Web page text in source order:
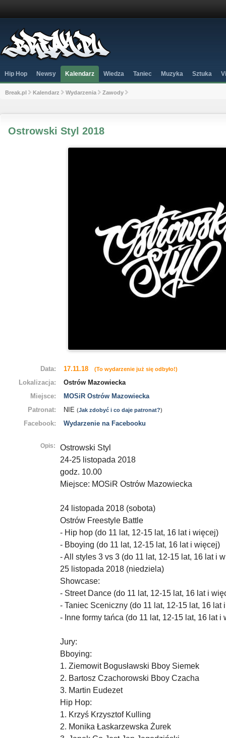
Hip Hop Newsy Kalendarz Wiedza Taniec Muzyka Sztuka
Break.pl Kalendarz Wydarzenia Zawody
Ostrowski Styl 2018
Data: 17.11.18 (To wydarzenie już się odbyło!)
Lokalizacja:
Ostrów Mazowiecka
Miejsce:
MOSiR Ostrów Mazowiecka
Patronat:
NIE (Jak zdobyć i co daje patronat?)
Facebook: Wydarzenie na Facebooku
Opis:
Ostrowski Styl
24-25 listopada 2018
godz. 10.00
Miejsce: MOSiR Ostrów Mazowiecka
24 listopada 2018 (sobota)
Ostrów Freestyle Battle
- Hip hop (do 11 lat, 12-15 lat, 16 lat i więcej)
- Bboying (do 11 lat, 12-15 lat, 16 lat i więcej)
- All styles 3 vs 3 (do 11 lat, 12-15 lat, 16 lat i
25 listopada 2018 (niedziela)
Showcase:
- Street Dance (do 11 lat, 12-15 lat, 16 lat i
- Taniec Sceniczny (do 11 lat, 12-15 lat, 16 lat
- Inne formy tańca (do 11 lat, 12-15 lat, 16 lat i
Jury:
Bboying:
1. Ziemowit Bogusławski Bboy Siemek
2. Bartosz Czachorowski Bboy Czacha
3. Martin Eudezet
Hip Hop:
1. Krzyś Krzysztof Kulling
2. Monika Łaskarzewska Żurek